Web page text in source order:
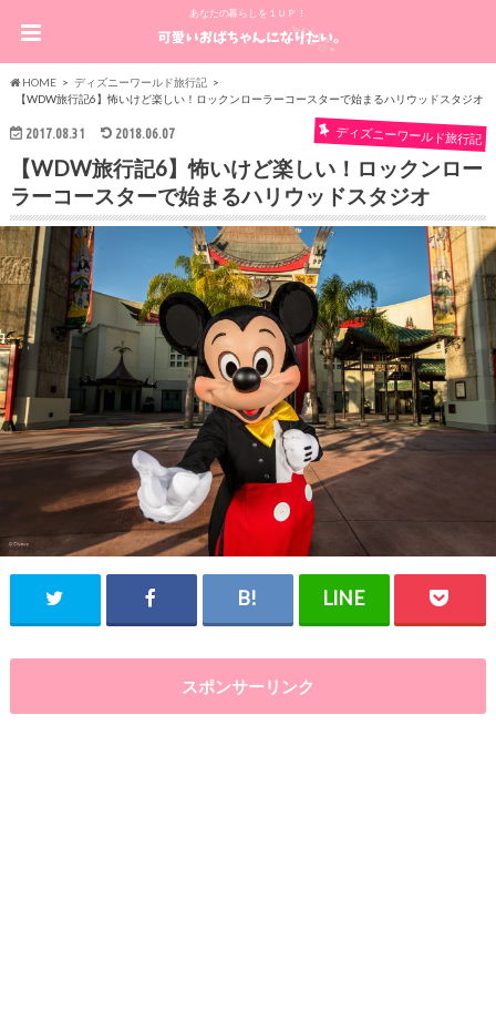
あなたの暮らしを１ＵＰ！
HOME
ディズニーワールド旅行記
【WDW旅行記6】怖いけど楽しい！ロックンローラーコースターで始まるハリウッドスタジオ
2017.08.31 2018.06.07 ディズニーワールド旅行記
【WDW旅行記6】怖いけど楽しい！ロックンロー
ラーコースターで始まるハリウッドスタジオ
スポンサーリンク